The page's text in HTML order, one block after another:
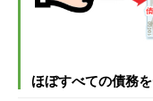
ほぼすべての債務